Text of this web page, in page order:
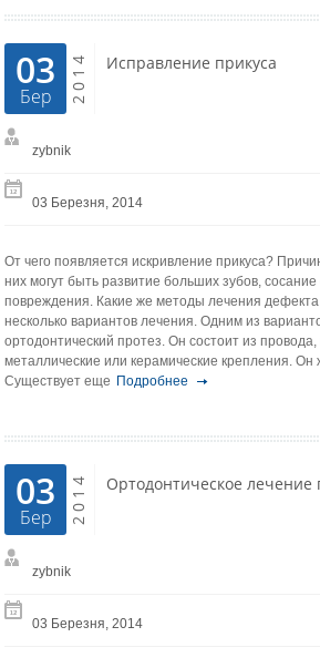
03
Бер 2014 Исправление прикуса
zybnik
03 Березня, 2014
От чего появляется искривление прикуса?
них могут быть развитие больших зубов,
повреждения. Какие же методы лечения дефекта
несколько вариантов лечения. Одним из
ортодонтический протез. Он состоит из
металлические или керамические крепления.
Существует еще Подробнее
03
Бер 2014 Ортодонтическое лечение
zybnik
03 Березня, 2014